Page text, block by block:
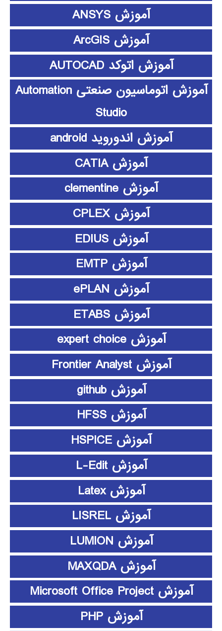
آموزش ANSYS
آموزش ArcGIS
آموزش اتوکد AUTOCAD
آموزش اتوماسیون صنعتی Automation
Studio
آموزش اندوروید android
آموزش CATIA
آموزش clementine
آموزش CPLEX
آموزش EDIUS
آموزش EMTP
آموزش ePLAN
آموزش ETABS
آموزش expert choice
آموزش Frontier Analyst
آموزش github
آموزش HFSS
آموزش HSPICE
آموزش L-Edit
آموزش Latex
آموزش LISREL
آموزش LUMION
آموزش MAXQDA
آموزش Microsoft Office Project
آموزش PHP